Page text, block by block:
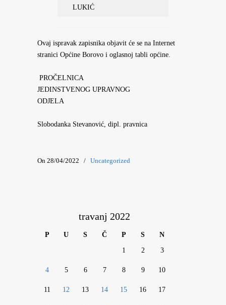
LUKIĆ
Ovaj ispravak zapisnika objavit će se na Internet
stranici Općine Borovo i oglasnoj tabli općine.
PROČELNICA
JEDINSTVENOG UPRAVNOG
ODJELA
Slobodanka Stevanović, dipl. pravnica
On 28/04/2022 / Uncategorized
travanj 2022
P U S Č P S N
1 2 3
4 5 6 7 8 9 10
11 12 13 14 15 16 17